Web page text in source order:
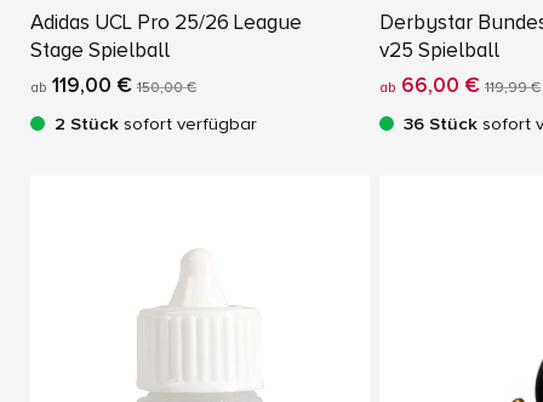
Adidas UCL Pro 25/26 League
Stage Spielball
ab 119,00 € 150,00 €
2 Stück sofort verfügbar
Derbystar
v25 Spielball
ab 66,00 € 119,99 €
36 Stück sofort